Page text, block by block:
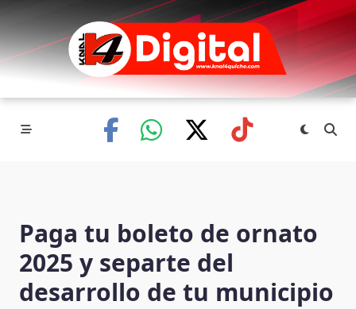
Skip
content
Paga tu boleto de ornato
2025 y separte del
desarrollo de tu municipio